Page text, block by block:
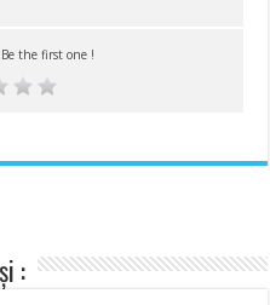
Be the first one !
: